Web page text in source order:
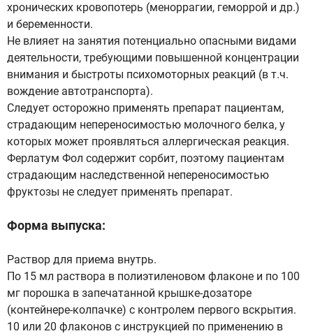
хронических кровопотерь (меноррагии, геморрой и др.)
и беременности.
Не влияет на занятия потенциально опасными видами
деятельности, требующими повышенной концентрации
внимания и быстроты психомоторных реакций (в т.ч.
вождение автотранспорта).
Следует осторожно применять препарат пациентам,
страдающим непереносимостью молочного белка, у
которых может проявляться аллергическая реакция.
Ферлатум Фол содержит сорбит, поэтому пациентам
страдающим наследственной непереносимостью
фруктозы не следует применять препарат.
Форма выпуска:
Раствор для приема внутрь.
По 15 мл раствора в полиэтиленовом флаконе и по 100
мг порошка в запечатанной крышке-дозаторе
(контейнере-колпачке) с контролем первого вскрытия.
10 или 20 флаконов с инструкцией по применению в